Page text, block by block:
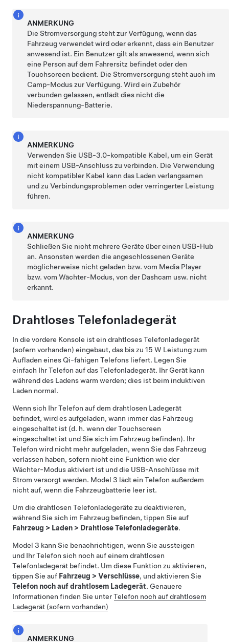
ANMERKUNG
Die Stromversorgung steht zur Verfügung, wenn das
Fahrzeug verwendet wird oder erkennt, dass ein Benutzer
anwesend ist. Ein Benutzer gilt als anwesend, wenn sich
eine Person auf dem Fahrersitz befindet oder den
Touchscreen bedient. Die Stromversorgung steht auch im
Camp-Modus zur Verfügung. Wird ein Zubehör
verbunden gelassen, entlädt dies nicht die
Niederspannung-Batterie.
ANMERKUNG
Verwenden Sie USB-3.0-kompatible Kabel, um ein Gerät
mit einem USB-Anschluss zu verbinden. Die Verwendung
nicht kompatibler Kabel kann das Laden verlangsamen
und zu Verbindungsproblemen oder verringerter Leistung
führen.
ANMERKUNG
Schließen Sie nicht mehrere Geräte über einen USB-Hub
an. Ansonsten werden die angeschlossenen Geräte
möglicherweise nicht geladen bzw. vom Media Player
bzw. vom Wächter-Modus, von der Dashcam usw. nicht
erkannt.
Drahtloses Telefonladegerät
In die vordere Konsole ist ein drahtloses Telefonladegerät
(sofern vorhanden) eingebaut, das bis zu 15 W Leistung zum
Aufladen eines Qi-fähigen Telefons liefert. Legen Sie
einfach Ihr Telefon auf das Telefonladegerät. Ihr Gerät kann
während des Ladens warm werden; dies ist beim induktiven
Laden normal.
Wenn sich Ihr Telefon auf dem drahtlosen Ladegerät
befindet, wird es aufgeladen, wann immer das Fahrzeug
eingeschaltet ist (d. h. wenn der Touchscreen
eingeschaltet ist und Sie sich im Fahrzeug befinden). Ihr
Telefon wird nicht mehr aufgeladen, wenn Sie das Fahrzeug
verlassen haben, sofern nicht eine Funktion wie der
Wächter-Modus aktiviert ist und die USB-Anschlüsse mit
Strom versorgt werden. Model 3 lädt ein Telefon außerdem
nicht auf, wenn die Fahrzeugbatterie leer ist.
Um die drahtlosen Telefonladegeräte zu deaktivieren,
während Sie sich im Fahrzeug befinden, tippen Sie auf
Fahrzeug > Laden > Drahtlose Telefonladegeräte.
Model 3 kann Sie benachrichtigen, wenn Sie aussteigen
und Ihr Telefon sich noch auf einem drahtlosen
Telefonladegerät befindet. Um diese Funktion zu aktivieren,
tippen Sie auf Fahrzeug > Verschlüsse, und aktivieren Sie
Telefon noch auf drahtlosem Ladegerät. Genauere
Informationen finden Sie unterTelefon noch auf drahtlosem
Ladegerät (sofern vorhanden)
ANMERKUNG